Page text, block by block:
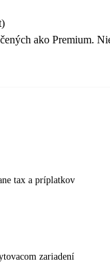
ako Premium.
tax a príplatkov
zariadení